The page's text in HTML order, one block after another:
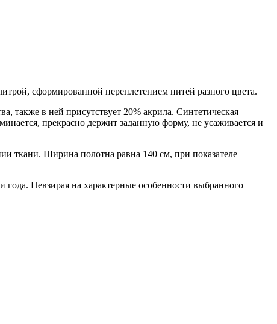
сформированной переплетением нитей разного цвета.
также в ней присутствует 20% акрила. Синтетическая
прекрасно держит заданную форму, не усаживается и
ткани. Ширина полотна равна 140 см, при показателе
Невзирая на характерные особенности выбранного